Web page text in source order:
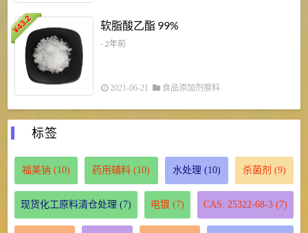
¥
43.2 软脂酸乙酯 99%
- 2年前
2021-06-21 食品添加剂原料
标签
福美钠 (10) 药用辅料 (10) 水处理 (10) 杀菌剂 (9)
现货化工原料清仓处理 (7) 电镀 (7) CAS: 25322-68-3 (7)